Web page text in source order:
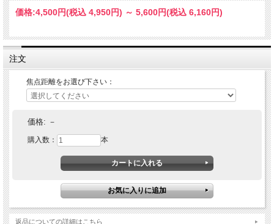
価格:4,500円(税込 4,950円) ～ 5,600円(税込 6,160円)
注文
焦点距離をお選び下さい：
価格: －
購入数： 本
返品についての詳細はこちら